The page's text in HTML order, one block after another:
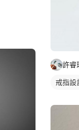
許睿
戒指設